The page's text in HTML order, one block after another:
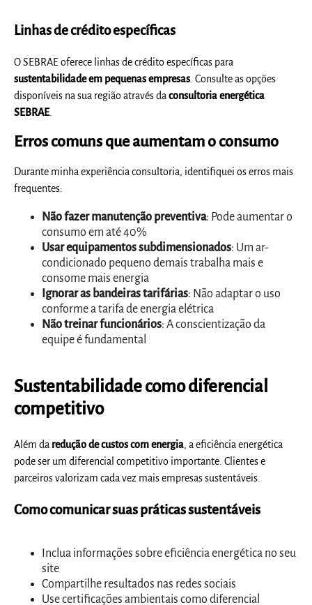
Linhas de crédito específicas
O SEBRAE oferece linhas de crédito específicas para
sustentabilidade em pequenas empresas . Consulte as opções
disponíveis na sua região através daconsultoria energética
SEBRAE.
Erros comuns que aumentam o consumo
Durante minha experiência consultoria, identifiquei os erros mais
frequentes:
Não fazer manutenção preventiva: Pode aumentar o
consumo em até 40%
Usar equipamentos subdimensionados: Um ar-
condicionado pequeno demais trabalha mais e
consome mais energia
Ignorar as bandeiras tarifárias: Não adaptar o uso
conforme a tarifa de energia elétrica
Não treinar funcionários: A conscientização da
equipe é fundamental
Sustentabilidade como diferencial
competitivo
Além da redução de custos com energia, a eficiência energética
pode ser um diferencial competitivo importante. Clientes e
parceiros valorizam cada vez mais empresas sustentáveis.
Como comunicar suas práticas sustentáveis
Inclua informações sobre eficiência energética no seu
site
Compartilhe resultados nas redes sociais
Use certificações ambientais como diferencial